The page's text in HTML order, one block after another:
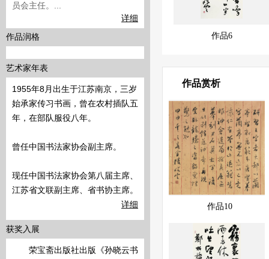
员会主任。...
详细
作品润格
艺术家年表
1955年8月出生于江苏南京，三岁
始承家传习书画，曾在农村插队五
年，在部队服役八年。
曾任中国书法家协会副主席。
现任中国书法家协会第八届主席、
江苏省文联副主席、省书协主席。
详细
获奖入展
荣宝斋出版社出版《孙晓云书
作品6
作品赏析
快速查看
作品10